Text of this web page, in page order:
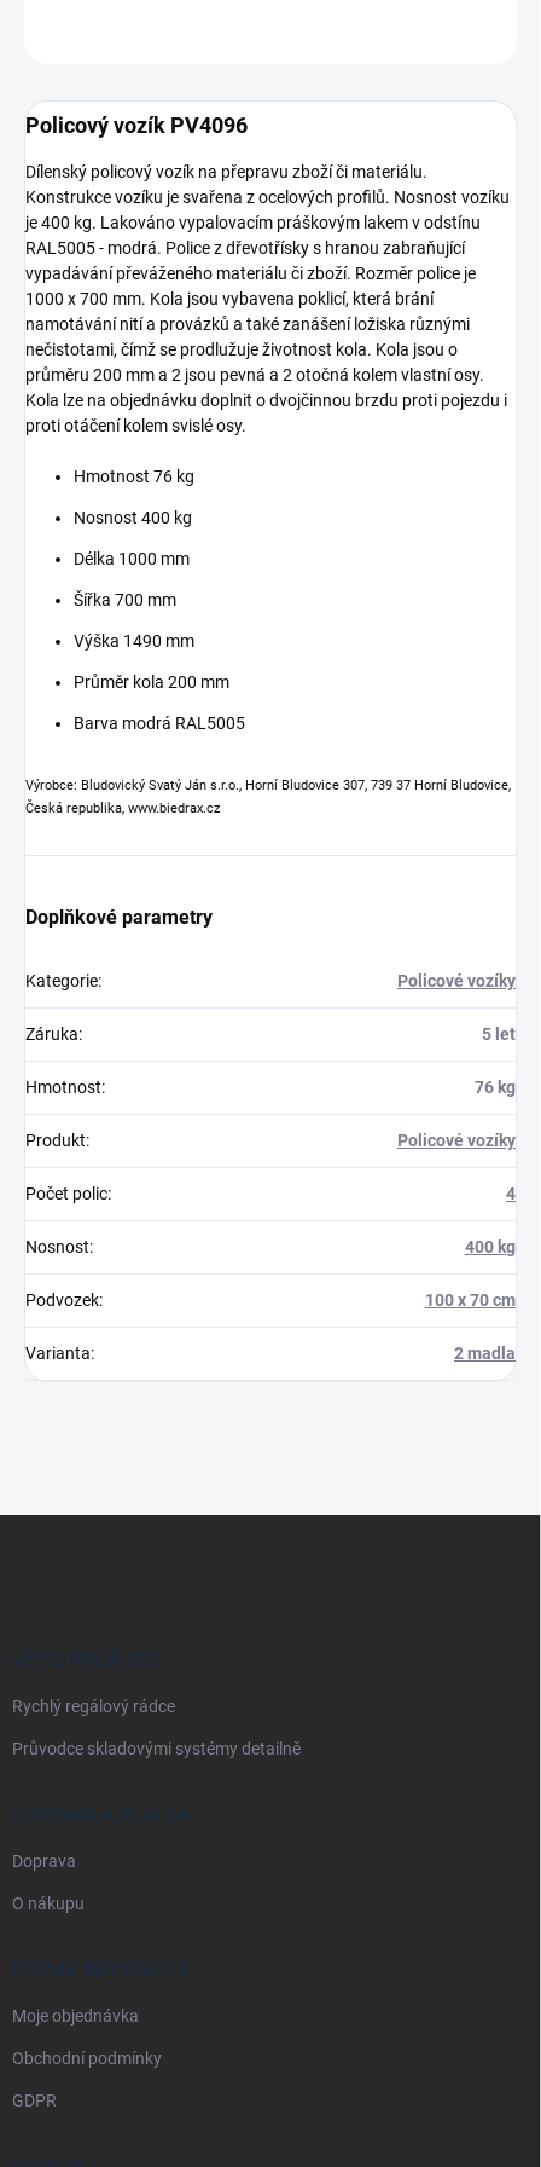
Policový vozík PV4096
Dílenský policový vozík na přepravu zboží či materiálu.
Konstrukce vozíku je svařena z ocelových profilů. Nosnost vozíku
je 400 kg. Lakováno vypalovacím práškovým lakem v odstínu
RAL5005 - modrá. Police z dřevotřísky s hranou zabraňující
vypadávání převáženého materiálu či zboží. Rozměr police je
1000 x 700 mm. Kola jsou vybavena poklicí, která brání
namotávání nití a provázků a také zanášení ložiska různými
nečistotami, čímž se prodlužuje životnost kola. Kola jsou o
průměru 200 mm a 2 jsou pevná a 2 otočná kolem vlastní osy.
Kola lze na objednávku doplnit o dvojčinnou brzdu proti pojezdu i
proti otáčení kolem svislé osy.
Hmotnost 76 kg
Nosnost 400 kg
Délka 1000 mm
Šířka 700 mm
Výška 1490 mm
Průměr kola 200 mm
Barva modrá RAL5005
Výrobce: Bludovický Svatý Ján s.r.o., Horní Bludovice 307, 739 37 Horní Bludovice,
Česká republika, www.biedrax.cz
Doplňkové parametry
Kategorie: Policové vozíky
Záruka: 5 let
Hmotnost: 76 kg
Produkt: Policové vozíky
Počet polic: 4
Nosnost: 400 kg
Podvozek: 100 x 70 cm
Varianta: 2 madla
VŠE O REGÁLECH
Rychlý regálový rádce
Průvodce skladovými systémy detailně
DOPRAVA A PLATBA
Doprava
O nákupu
PRÁVNÍ INFORMACE
Moje objednávka
Obchodní podmínky
GDPR